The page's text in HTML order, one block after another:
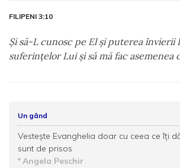
FILIPENI 3:10
Şi să-L cunosc pe El şi puterea învierii
suferinţelor Lui şi să mă fac asemenea
Un gând
Vesteşte Evanghelia doar cu ceea ce îţi
sunt de prisos
Angela Peschir